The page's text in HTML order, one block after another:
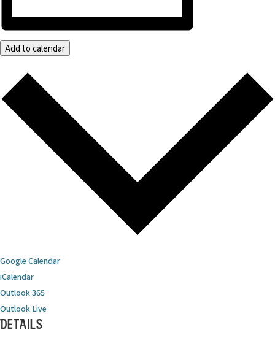
Add to calendar
Google Calendar
iCalendar
Outlook 365
Outlook Live
DETAILS